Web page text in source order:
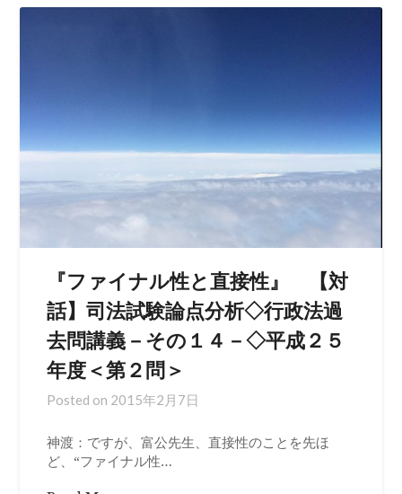
『ファイナル性と直接性』 【対
話】司法試験論点分析◇行政法過
去問講義－その１４－◇平成２５
年度＜第２問＞
Posted on 2015年2月7日
神渡：ですが、富公先生、直接性のことを先ほ
ど、“ファイナル性…